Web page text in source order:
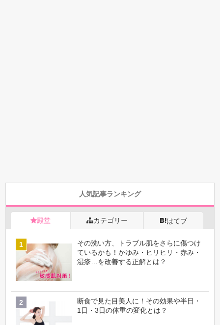
人気記事ランキング
殿堂 カテゴリー はてブ
その洗い方、トラブル肌をさらに傷つけ
ているかも！かゆみ・ヒリヒリ・赤み・
湿疹…を改善する正解とは？
断食で見た目美人に！その効果や半日・
1日・3日の体重の変化とは？